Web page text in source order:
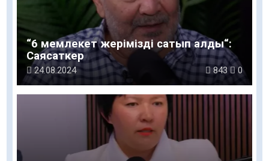
“6 мемлекет жерімізді сатып алды“:
Саясаткер
24.08.2024 843 0